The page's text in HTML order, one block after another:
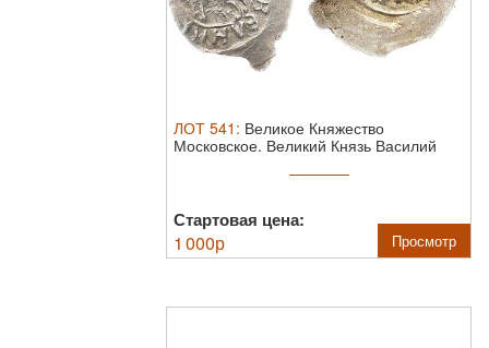
ЛОТ 541 : Великое Княжество
Московское. Великий Князь Василий
Стартовая цена:
1 000р Просмотр